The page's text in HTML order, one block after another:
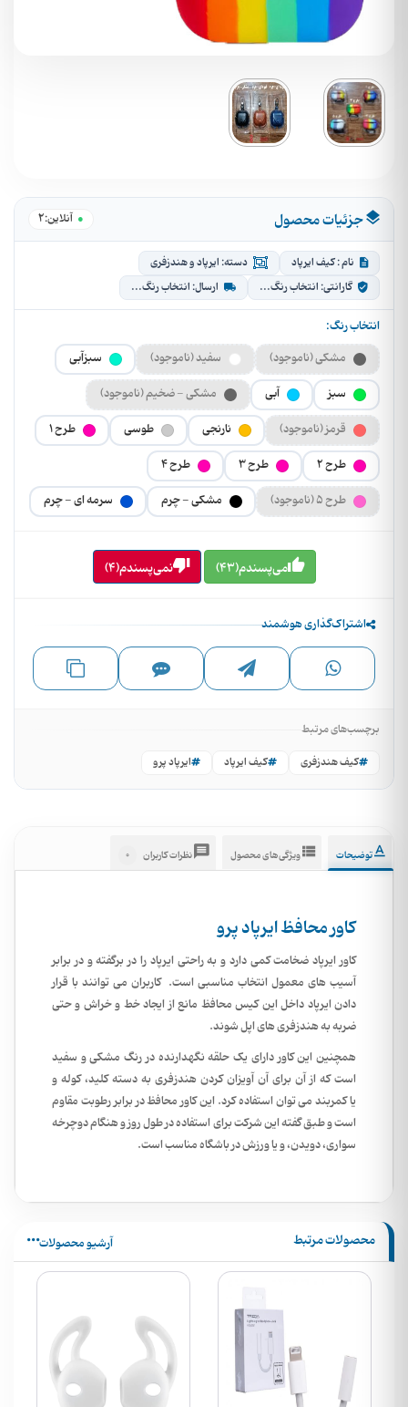
جزئیات محصول ● آنلاین:2
نام : کیف ایرپاد
دسته: ایرپاد و هندزفری
گارانتی: انتخاب رنگ...
ارسال: انتخاب رنگ...
انتخاب رنگ:
مشکی (ناموجود)
سفید (ناموجود)
سبزآبی
سبز
آبی
مشکی - ضخیم (ناموجود)
قرمز (ناموجود)
نارنجی طوسی
طرح 1
طرح 2
طرح 3
طرح 4
طرح 5 (ناموجود)
مشکی - چرم سرمه ای - چرم
می‌پسندم(43) نمی‌پسندم(4)
اشتراک‌گذاری هوشمند
برچسب‌های مرتبط
کیف هندزفری
کیف ایرپاد ایرپاد پرو
توضیحات ویژگی‌های محصول نظرات کاربران 0
کاور محافظ ایرپاد پرو
کاور ایرپاد ضخامت کمی دارد و به راحتی ایرپاد را در برگفته و در برابر
آسیب های معمول انتخاب مناسبی است. کاربران می توانند با قرار
دادن ایرپاد داخل این کیس محافظ مانع از ایجاد خط و خراش و حتی
ضربه به هندزفری های اپل شوند.
همچنین این کاور دارای یک حلقه نگهدارنده در رنگ مشکی و سفید
است که از آن برای آن آویزان کردن هندزفری به دسته کلید، کوله و
یا کمربند می توان استفاده کرد. این کاور محافظ در برابر رطوبت مقاوم
است و طبق گفته این شرکت برای استفاده در طول روز و هنگام دوچرخه
سواری، دویدن، و یا ورزش در باشگاه مناسب است.
محصولات مرتبط آرشیو محصولات